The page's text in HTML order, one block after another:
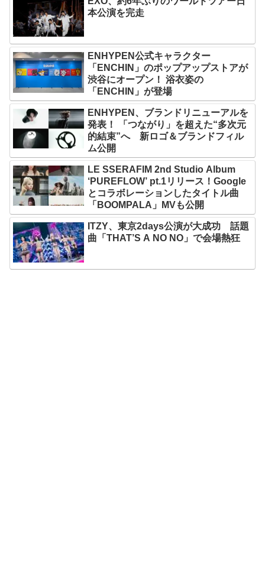
本公演を完走
ENHYPEN公式キャラクター
「ENCHIN」のポップアップストアが
渋谷にオープン！ 浴衣姿の
「ENCHIN」が登場
ENHYPEN、ブランドリニューアルを
発表！ 「つながり」を超えた“多次元
的結束”へ 新ロゴ＆ブランドフィル
ム公開
LE SSERAFIM 2nd Studio Album
‘PUREFLOW’ pt.1リリース！Google
とコラボレーションしたタイトル曲
「BOOMPALA」MVも公開
ITZY、東京2days公演が大成功 話題
曲「THAT’S A NO NO」で会場熱狂